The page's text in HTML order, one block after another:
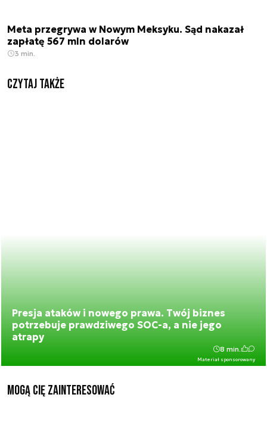
Meta przegrywa w Nowym Meksyku. Sąd nakazał
zapłatę 567 mln dolarów
3 min.
Czytaj także
Presja ataków i nowego prawa. Twój biznes
potrzebuje prawdziwego SOC-a, a nie jego
atrapy
Materiał sponsorowany
8 min.
Mogą Cię zainteresować